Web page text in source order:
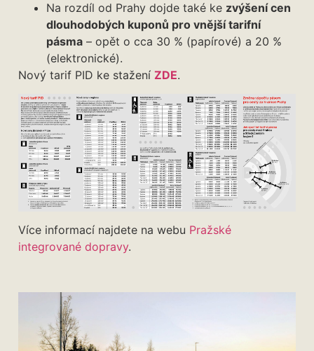
Na rozdíl od Prahy dojde také ke zvýšení cen
dlouhodobých kuponů pro vnější tarifní
pásma – opět o cca 30 % (papírové) a 20 %
(elektronické).
Nový tarif PID ke stažení ZDE.
Více informací najdete na webu Pražské
integrované dopravy.